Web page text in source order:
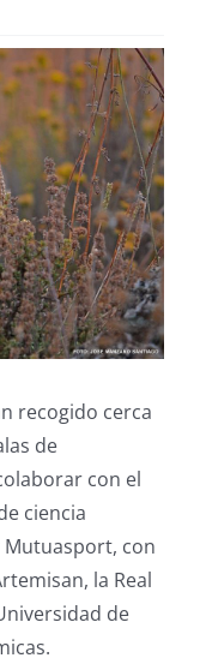
recogido cerca
de
con el
ciencia
con
la Real
de